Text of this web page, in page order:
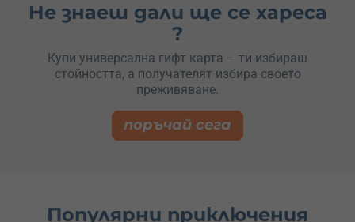
Не знаеш дали ще се хареса
?
Купи универсална гифт карта – ти избираш
стойността, а получателят избира своето
преживяване.
поръчай сега
Популярни приключения